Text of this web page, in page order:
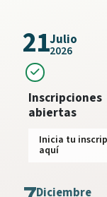
21Julio
2026
Inscripciones
abiertas
Inicia tu
aquí
Diciembre